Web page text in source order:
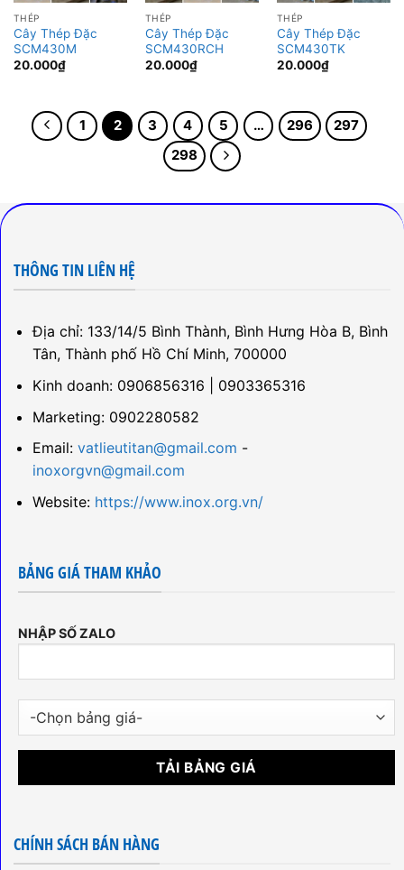
THÉP
Cây Thép Đặc
SCM430M
20.000₫
THÉP
Cây Thép Đặc
SCM430RCH
20.000₫
THÉP
Cây Thép Đặc
SCM430TK
20.000₫
1 2 3 4 5 … 296
297
298
THÔNG TIN LIÊN HỆ
Địa chỉ: 133/14/5 Bình Thành, Bình Hưng Hòa B, Bình
Tân, Thành phố Hồ Chí Minh, 700000
Kinh doanh: 0906856316 | 0903365316
Marketing: 0902280582
Email: vatlieutitan@gmail.com -
inoxorgvn@gmail.com
Website: https://www.inox.org.vn/
BẢNG GIÁ THAM KHẢO
NHẬP SỐ ZALO
CHÍNH SÁCH BÁN HÀNG